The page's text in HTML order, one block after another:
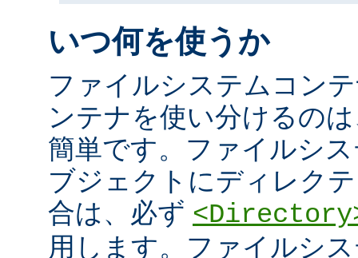
いつ何を使うか
ファイルシステムコン
ンテナを使い分けるの
簡単です。ファイルシ
ブジェクトにディレク
合は、必ず
用します。ファイルシ